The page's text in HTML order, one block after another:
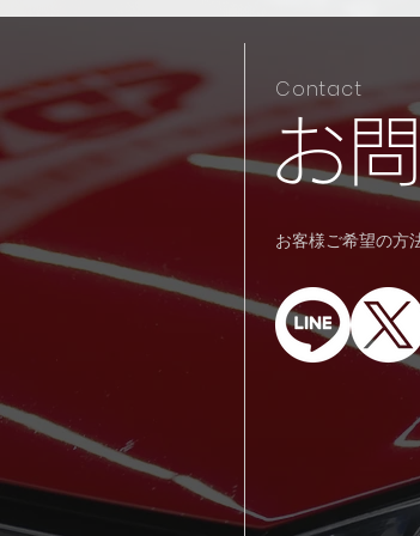
Contact
お
お客様ご希望の方